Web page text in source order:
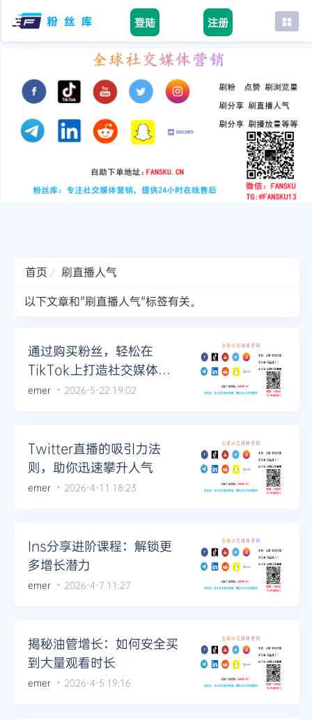
登陆 注册
首页
tiktok
youtube
instagram
首页
刷直播人气
以下文章和"刷直播人气"标签有关。
通过购买粉丝，轻松在
TikTok上打造社交媒体明
星形象
emer 2026-5-22 19:02
Twitter直播的吸引力法
则，助你迅速攀升人气
emer 2026-4-11 18:23
Ins分享进阶课程：解锁更
多增长潜力
emer 2026-4-7 11:27
揭秘油管增长：如何安全买
到大量观看时长
emer 2026-4-5 19:16